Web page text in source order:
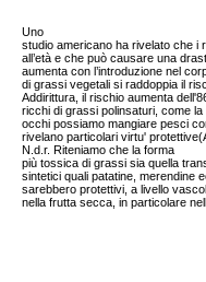
Uno
studio americano ha rivelato che i
all’età e che può causare una
aumenta con l’introduzione nel
di grassi vegetali si raddoppia il
Addirittura, il rischio aumenta
ricchi di grassi polinsaturi, come
occhi possiamo mangiare pesci
rivelano particolari virtu'
N.d.r. Riteniamo che la forma
più tossica di grassi sia quella
sintetici quali patatine, merendine
sarebbero protettivi, a livello
nella frutta secca, in particolare